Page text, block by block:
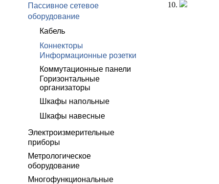
Пассивное сетевое
оборудование
Кабель
Коннекторы
Информационные розетки
Коммутационные панели
Горизонтальные
организаторы
Шкафы напольные
Шкафы навесные
Электроизмерительные
приборы
Метрологическое
оборудование
Многофункциональные